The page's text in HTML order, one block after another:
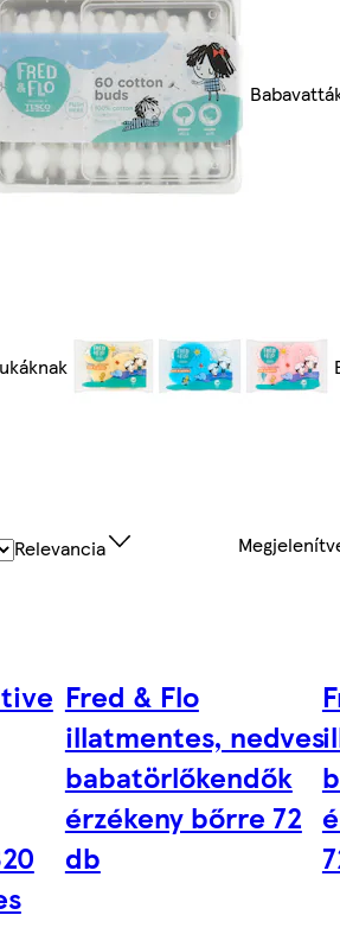
Relevancia
Fred & Flo
illatmentes, nedves
babatörlőkendők
érzékeny bőrre 72
db